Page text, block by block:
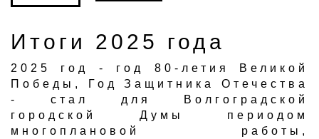
Итоги 2025 года
​2025 год - год 80-летия Великой
Победы, Год Защитника Отечества
- стал для Волгоградской
городской Думы периодом
многоплановой работы,